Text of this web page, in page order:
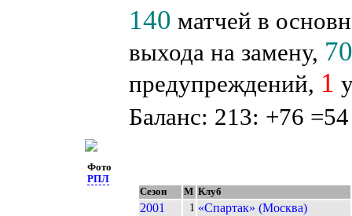
Фото
РПЛ
140 матчей в
выхода на замену,
предупреждений, 1
Баланс: 213: +76
Сезон М Клуб
2001 1 «Спартак» (Москва)